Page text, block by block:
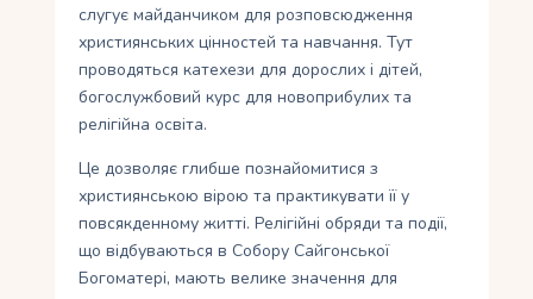
слугує майданчиком для розповсюдження
християнських цінностей та навчання. Тут
проводяться катехези для дорослих і дітей,
богослужбовий курс для новоприбулих та
релігійна освіта.
Це дозволяє глибше познайомитися з
християнською вірою та практикувати її у
повсякденному житті. Релігійні обряди та події,
що відбуваються в Собору Сайгонської
Богоматері, мають велике значення для